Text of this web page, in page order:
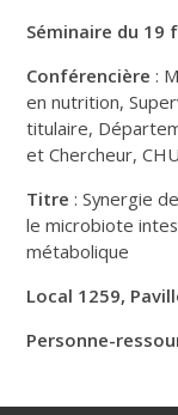
Séminaire du 19
Conférencière :
en nutrition,
titulaire,
et Chercheur,
Titre : Synergie
le microbiote
métabolique
Local 1259,
Personne-